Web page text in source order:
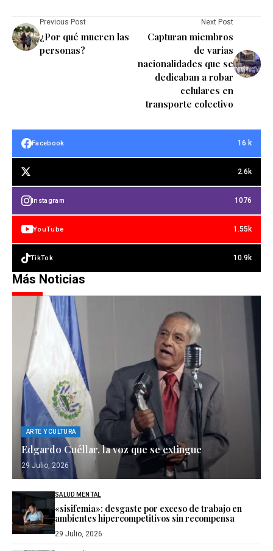
Previous Post
¿Por qué mueren las
personas?
Next Post
Capturan miembros
de varias
nacionalidades que se
dedicaban a robar
celulares en
transporte colectivo
Facebook 16 k
2.6k
Instagram 1076
YouTube 1.55k
TikTok 10.9k
Más Noticias
ARTE Y CULTURA
Edgardo Cuéllar, la voz que se extingue
29 Julio, 2026
SALUD MENTAL
«sisifemia»: desgaste por exceso de trabajo en
ambientes hipercompetitivos sin recompensa
29 Julio, 2026